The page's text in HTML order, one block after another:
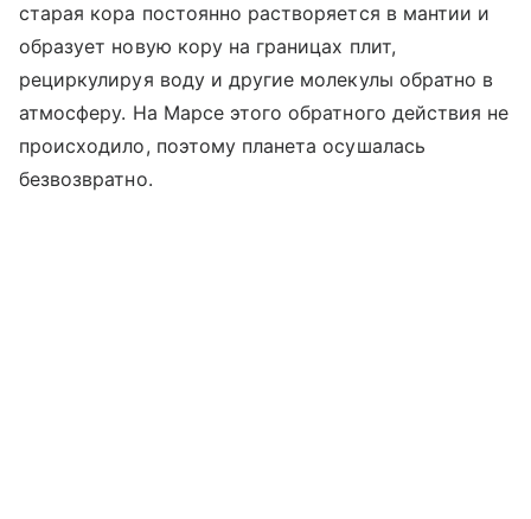
старая кора постоянно растворяется в мантии и
образует новую кору на границах плит,
рециркулируя воду и другие молекулы обратно в
атмосферу. На Марсе этого обратного действия не
происходило, поэтому планета осушалась
безвозвратно.